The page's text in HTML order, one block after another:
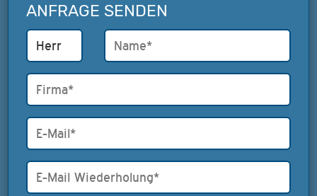
ANFRAGE SENDEN